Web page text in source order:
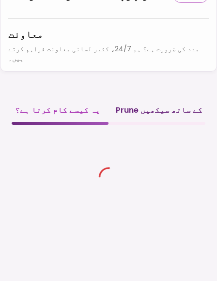
معاونت
مدد کی ضرورت ہے؟ ہم 24/7، کثیر لسانی معاونت فراہم کرتے
ہیں۔
یہ کیسے کام کرتا ہے؟ Prune کے ساتھ سیکھیں